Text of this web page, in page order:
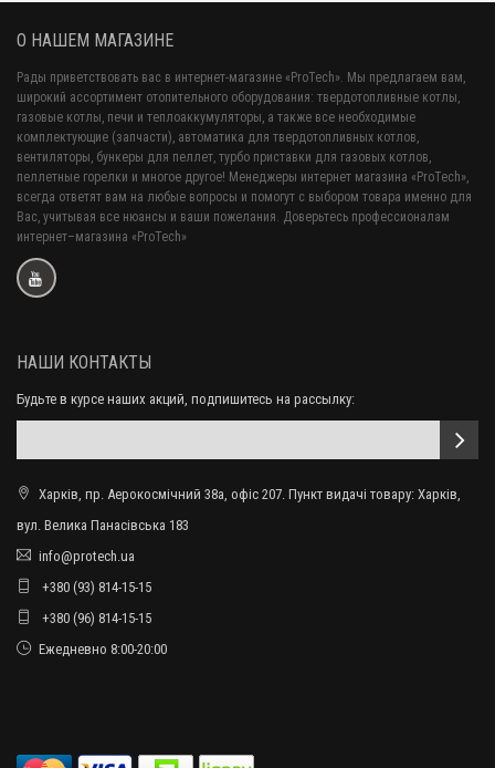
О НАШЕМ МАГАЗИНЕ
Рады приветствовать вас в интернет-магазине «ProTech». Мы предлагаем вам,
широкий ассортимент отопительного оборудования: твердотопливные котлы,
газовые котлы, печи и теплоаккумуляторы, а также все необходимые
комплектующие (запчасти), автоматика для твердотопливных котлов,
вентиляторы, бункеры для пеллет, турбо приставки для газовых котлов,
пеллетные горелки и многое другое! Менеджеры интернет магазина «ProTech»,
всегда ответят вам на любые вопросы и помогут с выбором товара именно для
Вас, учитывая все нюансы и ваши пожелания. Доверьтесь профессионалам
интернет–магазина «ProTech»
НАШИ КОНТАКТЫ
Будьте в курсе наших акций, подпишитесь на рассылку:
Харків, пр. Аерокосмічний 38а, офіс 207. Пункт видачі товару: Харків,
вул. Велика Панасівська 183
info@protech.ua
+380 (93) 814-15-15
+380 (96) 814-15-15
Ежедневно 8:00-20:00